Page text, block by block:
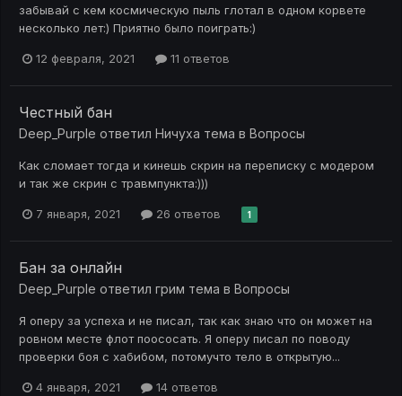
забывай с кем космическую пыль глотал в одном корвете
несколько лет:) Приятно было поиграть:)
12 февраля, 2021 11 ответов
Честный бан
Deep_Purple ответил Ничуха тема в Вопросы
Как сломает тогда и кинешь скрин на переписку с модером
и так же скрин с травмпункта:)))
7 января, 2021 26 ответов 1
Бан за онлайн
Deep_Purple ответил грим тема в Вопросы
Я оперу за успеха и не писал, так как знаю что он может на
ровном месте флот поососать. Я оперу писал по поводу
проверки боя с хабибом, потомучто тело в открытую...
4 января, 2021 14 ответов